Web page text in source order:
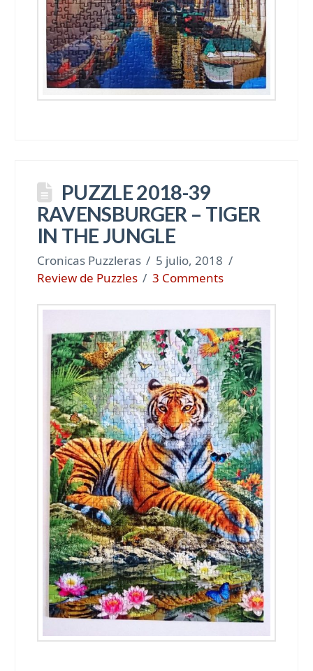
PUZZLE 2018-39
RAVENSBURGER – TIGER
IN THE JUNGLE
Cronicas Puzzleras
5 julio, 2018
Review de Puzzles
3 Comments